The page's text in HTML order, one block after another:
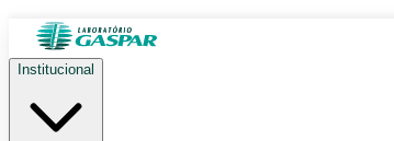
Institucional